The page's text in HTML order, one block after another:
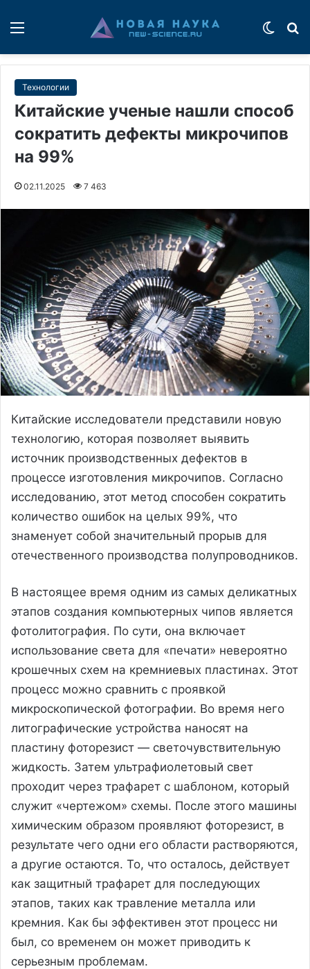
Технологии
Китайские ученые нашли способ
сократить дефекты микрочипов
на 99%
02.11.2025 7 463
Китайские исследователи представили новую
технологию, которая позволяет выявить
источник производственных дефектов в
процессе изготовления микрочипов. Согласно
исследованию, этот метод способен сократить
количество ошибок на целых 99%, что
знаменует собой значительный прорыв для
отечественного производства полупроводников.
В настоящее время одним из самых деликатных
этапов создания компьютерных чипов является
фотолитография. По сути, она включает
использование света для «печати» невероятно
крошечных схем на кремниевых пластинах. Этот
процесс можно сравнить с проявкой
микроскопической фотографии. Во время него
литографические устройства наносят на
пластину фоторезист — светочувствительную
жидкость. Затем ультрафиолетовый свет
проходит через трафарет с шаблоном, который
служит «чертежом» схемы. После этого машины
химическим образом проявляют фоторезист, в
результате чего одни его области растворяются,
а другие остаются. То, что осталось, действует
как защитный трафарет для последующих
этапов, таких как травление металла или
кремния. Как бы эффективен этот процесс ни
был, со временем он может приводить к
серьезным проблемам.